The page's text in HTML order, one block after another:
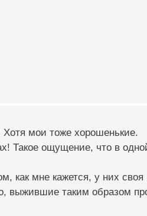
мои тоже хорошенькие.
Такое ощущение, что в
как мне кажется, у них
выжившие таким образом